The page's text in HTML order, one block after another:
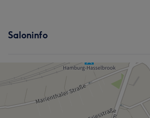
Saloninfo